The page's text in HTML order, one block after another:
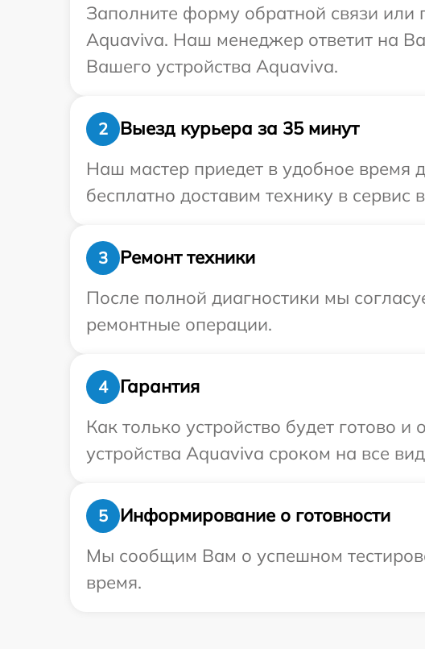
Заполните форму обратной связи или
Aquaviva. Наш менеджер ответит на
Вашего устройства Aquaviva.
2
Выезд курьера за 35 минут
Наш мастер приедет в удобное время
бесплатно доставим технику в сервис
3
Ремонт техники
После полной диагностики мы
ремонтные операции.
4
Гарантия
Как только устройство будет готово
устройства Aquaviva сроком на все
5
Информирование о готовности
Мы сообщим Вам о успешном
время.